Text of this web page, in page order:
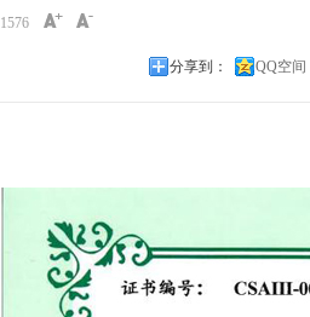
1576
分享到： QQ空间